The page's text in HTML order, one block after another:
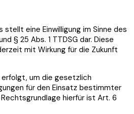
stellt eine Einwilligung im Sinne des
§ 25 Abs. 1 TTDSG dar. Diese
mit Wirkung für die Zukunft
um die gesetzlich
für den Einsatz bestimmter
hierfür ist Art. 6